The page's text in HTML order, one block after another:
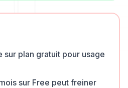
sur plan gratuit pour usage
sur Free peut freiner